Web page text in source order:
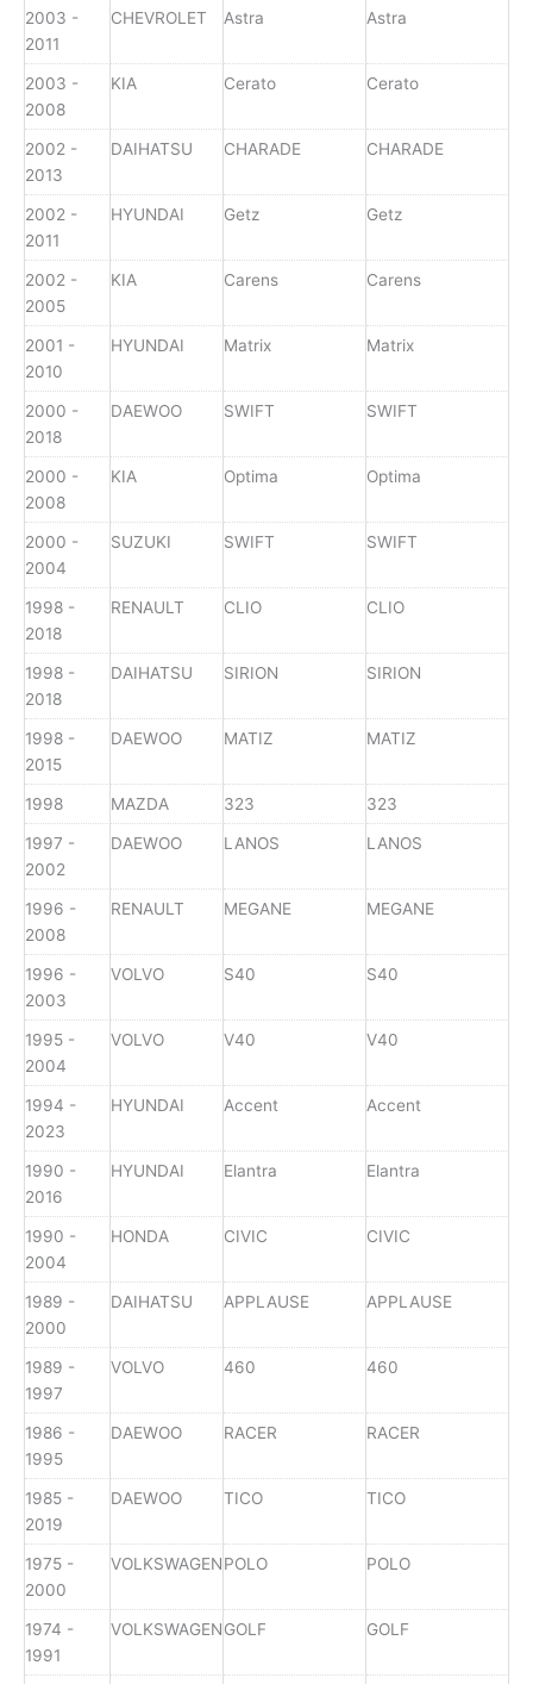
2003 -
2011
CHEVROLET Astra Astra
2003 -
2008
KIA Cerato Cerato
2002 -
2013
DAIHATSU CHARADE CHARADE
2002 -
2011
HYUNDAI Getz Getz
2002 -
2005
KIA Carens Carens
2001 -
2010
HYUNDAI Matrix Matrix
2000 -
2018
DAEWOO SWIFT SWIFT
2000 -
2008
KIA Optima Optima
2000 -
2004
SUZUKI SWIFT SWIFT
1998 -
2018
RENAULT CLIO CLIO
1998 -
2018
DAIHATSU SIRION SIRION
1998 -
2015
DAEWOO MATIZ MATIZ
1998 MAZDA 323 323
1997 -
2002
DAEWOO LANOS LANOS
1996 -
2008
RENAULT MEGANE MEGANE
1996 -
2003
VOLVO S40 S40
1995 -
2004
VOLVO V40 V40
1994 -
2023
HYUNDAI Accent Accent
1990 -
2016
HYUNDAI Elantra Elantra
1990 -
2004
HONDA CIVIC CIVIC
1989 -
2000
DAIHATSU APPLAUSE APPLAUSE
1989 -
1997
VOLVO 460 460
1986 -
1995
DAEWOO RACER RACER
1985 -
2019
DAEWOO TICO TICO
1975 -
2000
VOLKSWAGENPOLO POLO
1974 -
1991
VOLKSWAGENGOLF GOLF